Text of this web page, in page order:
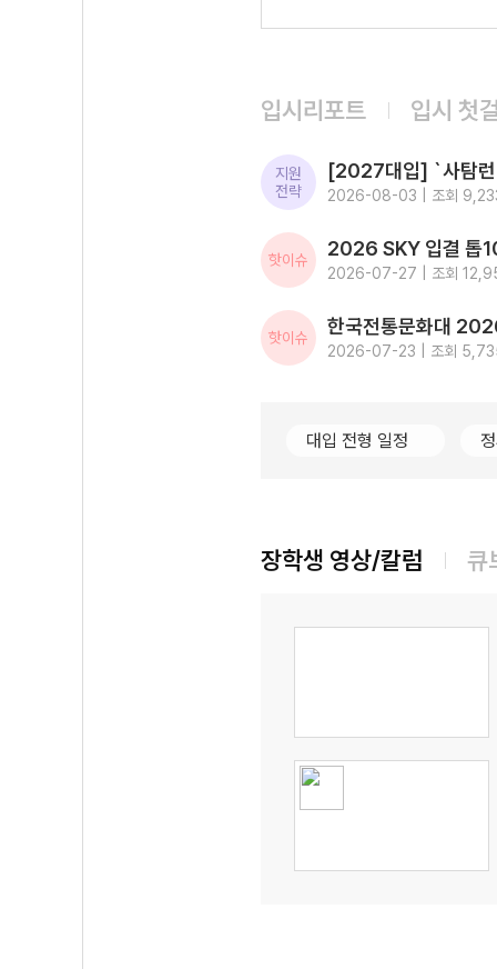
입시리포트 입시 첫
지원
전략
2026-08-03 | 조회
핫이슈
2026-07-27 | 조회
핫이슈
2026-07-23 | 조회
대입 전형 일정
장학생 영상/칼럼 큐